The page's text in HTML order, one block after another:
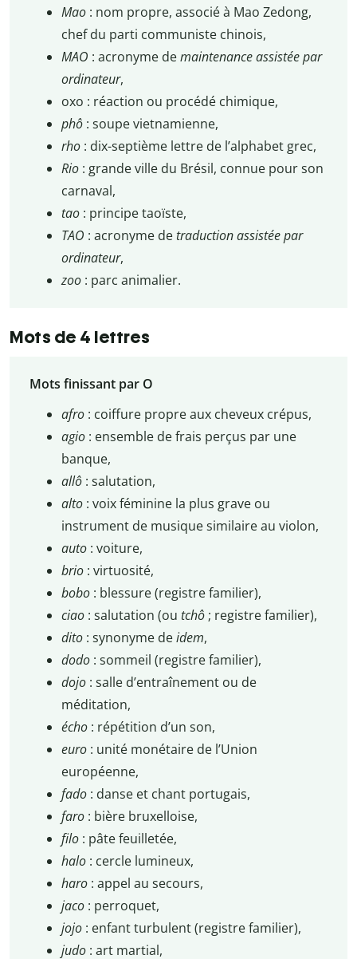
Mao: nom propre, associé à Mao Zedong,
chef du parti communiste chinois,
MAO : acronyme demaintenance assistée par
ordinateur,
oxo : réaction ou procédé chimique,
phô: soupe vietnamienne,
rho: dix-septième lettre de l’alphabet grec,
Rio: grande ville du Brésil, connue pour son
carnaval,
tao: principe taoïste,
TAO : acronyme detraduction assistée par
ordinateur,
zoo: parc animalier.
Mots de 4 lettres
Mots finissant par O
afro : coiffure propre aux cheveux crépus,
agio : ensemble de frais perçus par une
banque,
allô : salutation,
alto : voix féminine la plus grave ou
instrument de musique similaire au violon,
auto : voiture,
brio : virtuosité,
bobo : blessure (registre familier),
ciao : salutation (ou tchô; registre familier),
dito : synonyme deidem,
dodo : sommeil (registre familier),
dojo : salle d’entraînement ou de
méditation,
écho : répétition d’un son,
euro : unité monétaire de l’Union
européenne,
fado : danse et chant portugais,
faro : bière bruxelloise,
filo : pâte feuilletée,
halo : cercle lumineux,
haro : appel au secours,
jaco: perroquet,
jojo: enfant turbulent (registre familier),
judo: art martial,